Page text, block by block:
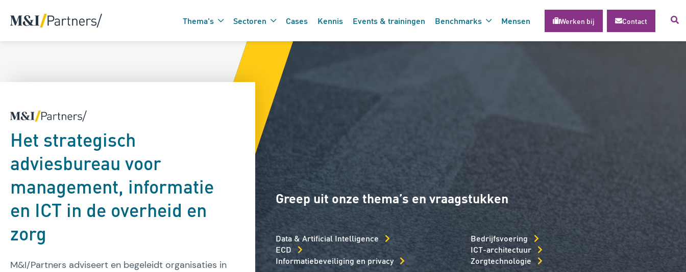
Thema's Sectoren Cases Kennis Events & trainingen Benchmarks Mensen Werken bij Contact
Het strategisch
adviesbureau voor
management, informatie
en ICT in de overheid en
zorg
M&I/Partners adviseert en begeleidt organisaties in
Greep uit onze thema’s en vraagstukken
Data & Artificial Intelligence
Bedrijfsvoering
ECD
ICT-architectuur
Informatiebeveiliging en privacy
Zorgtechnologie